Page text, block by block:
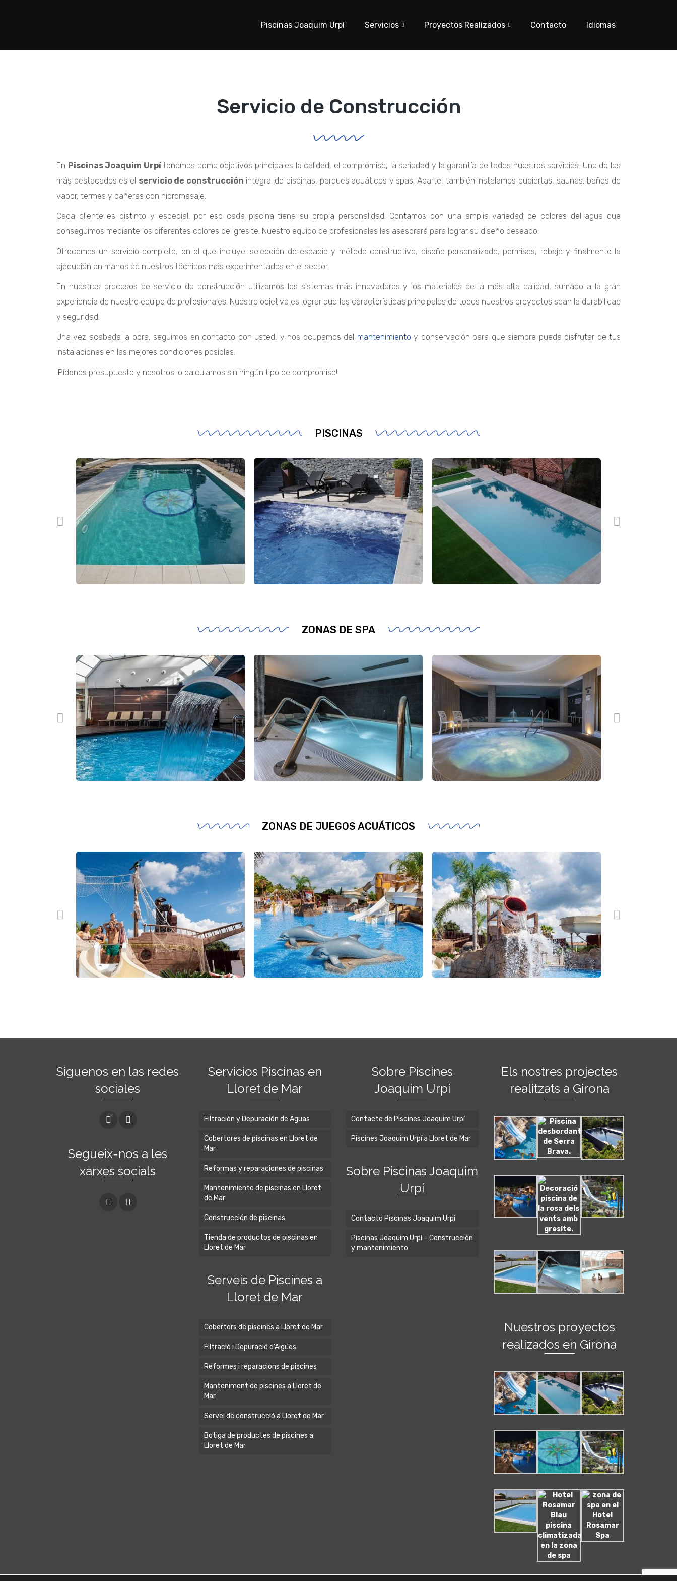
Piscinas Joaquim Urpí Servicios Proyectos Realizados Contacto Idiomas
Servicio de Construcción
En Piscinas Joaquim Urpítenemos como objetivos principales la calidad, el compromiso, la seriedad y la garantía de todos nuestros servicios. Uno de los
más destacados es el servicio de construcción integral de piscinas, parques acuáticos y spas. Aparte, también instalamos cubiertas, saunas, baños de
vapor, termes y bañeras con hidromasaje.
Cada cliente es distinto y especial, por eso cada piscina tiene su propia personalidad. Contamos con una amplia variedad de colores del agua que
conseguimos mediante los diferentes colores del gresite. Nuestro equipo de profesionales les asesorará para lograr su diseño deseado.
Ofrecemos un servicio completo, en el que incluye: selección de espacio y método constructivo, diseño personalizado, permisos, rebaje y finalmente la
ejecución en manos de nuestros técnicos más experimentados en el sector.
En nuestros procesos de servicio de construcción utilizamos los sistemas más innovadores y los materiales de la más alta calidad, sumado a la gran
experiencia de nuestro equipo de profesionales. Nuestro objetivo es lograr que las características principales de todos nuestros proyectos sean la durabilidad
y seguridad.
Una vez acabada la obra, seguimos en contacto con usted, y nos ocupamos del mantenimiento y conservación para que siempre pueda disfrutar de tus
instalaciones en las mejores condiciones posibles.
¡Pídanos presupuesto y nosotros lo calculamos sin ningún tipo de compromiso!
PISCINAS
ZONAS DE SPA
ZONAS DE JUEGOS ACUÁTICOS
Siguenos en las redes
sociales
Segueix-nos a les
xarxes socials
Servicios Piscinas en
Lloret de Mar
Filtración y Depuración de Aguas
Cobertores de piscinas en Lloret de
Mar
Reformas y reparaciones de piscinas
Mantenimiento de piscinas en Lloret
de Mar
Construcción de piscinas
Tienda de productos de piscinas en
Lloret de Mar
Serveis de Piscines a
Lloret de Mar
Cobertors de piscines a Lloret de Mar
Filtració i Depuració d’Aigües
Reformes i reparacions de piscines
Manteniment de piscines a Lloret de
Mar
Servei de construcció a Lloret de Mar
Botiga de productes de piscines a
Lloret de Mar
Sobre Piscines
Joaquim Urpí
Contacte de Piscines Joaquim Urpí
Piscines Joaquim Urpí a Lloret de Mar
Sobre Piscinas Joaquim
Urpí
Contacto Piscinas Joaquim Urpí
Piscinas Joaquim Urpí – Construcción
y mantenimiento
Els nostres projectes
realitzats a Girona
Nuestros proyectos
realizados en Girona